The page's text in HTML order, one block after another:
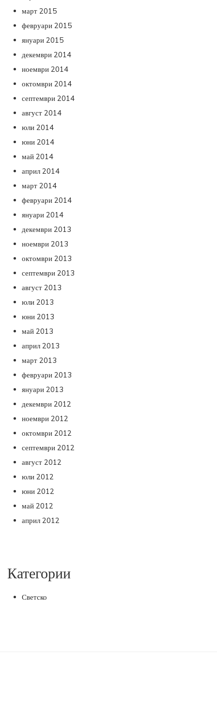
март 2015
февруари 2015
януари 2015
декември 2014
ноември 2014
октомври 2014
септември 2014
август 2014
юли 2014
юни 2014
май 2014
април 2014
март 2014
февруари 2014
януари 2014
декември 2013
ноември 2013
октомври 2013
септември 2013
август 2013
юли 2013
юни 2013
май 2013
април 2013
март 2013
февруари 2013
януари 2013
декември 2012
ноември 2012
октомври 2012
септември 2012
август 2012
юли 2012
юни 2012
май 2012
април 2012
Категории
Светско